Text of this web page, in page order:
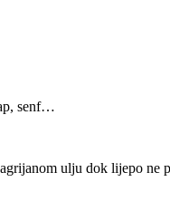
senf…
ulju dok lijepo ne